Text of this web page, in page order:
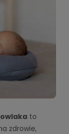
to
zdrowie,